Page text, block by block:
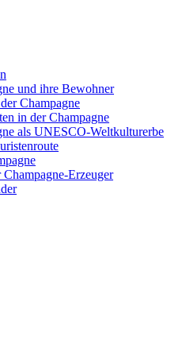
und ihre Bewohner
Champagne
in der Champagne
als UNESCO-Weltkulturerbe
Erzeuger